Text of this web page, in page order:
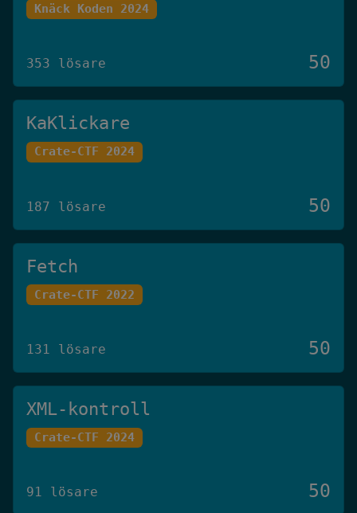
Knäck Koden 2024
353 lösare 50
KaKlickare
Crate-CTF 2024
187 lösare 50
Fetch
Crate-CTF 2022
131 lösare 50
XML-kontroll
Crate-CTF 2024
91 lösare 50